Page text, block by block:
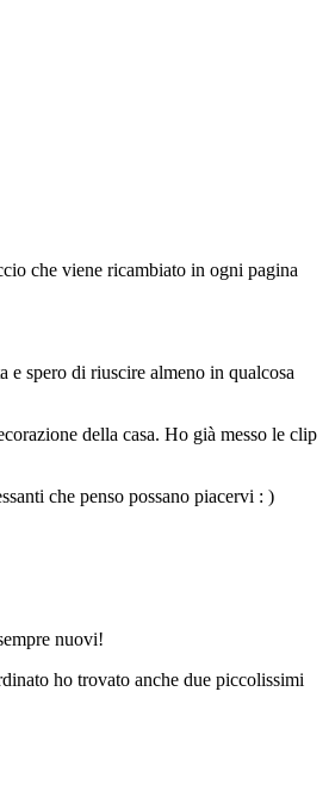
che viene ricambiato in ogni pagina
spero di riuscire almeno in qualcosa
della casa. Ho già messo le clip
che penso possano piacervi : )
nuovi!
ho trovato anche due piccolissimi